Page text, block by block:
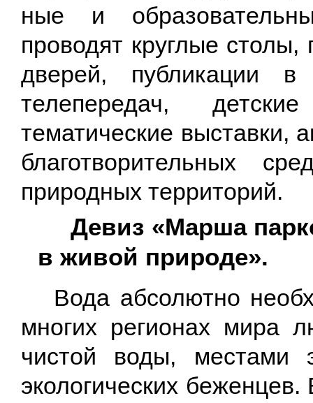
ные и
проводят круглые
дверей, публикации
телепередач,
тематические выставки,
благотворительных
природных территорий.
Девиз «Марша
в живой природе».
Вода абсолютно
многих регионах мира
чистой воды, местами
экологических